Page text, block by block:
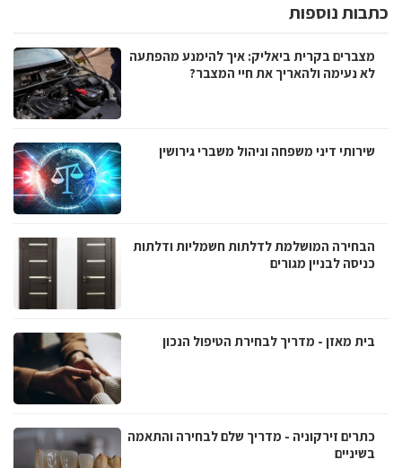
כתבות נוספות
מצברים בקרית ביאליק: איך להימנע מהפתעה
לא נעימה ולהאריך את חיי המצבר?
שירותי דיני משפחה וניהול משברי גירושין
הבחירה המושלמת לדלתות חשמליות ודלתות
כניסה לבניין מגורים
בית מאזן - מדריך לבחירת הטיפול הנכון
כתרים זירקוניה - מדריך שלם לבחירה והתאמה
בשיניים